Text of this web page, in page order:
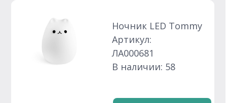
Ночник LED Tommy
Артикул:
ЛА000681
В наличии: 58